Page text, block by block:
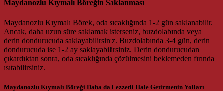
Maydanozlu Kıymalı Böreğin Saklanması
Maydanozlu Kıymalı Börek, oda sıcaklığında 1-2 gün saklanabilir.
Ancak, daha uzun süre saklamak isterseniz, buzdolabında veya
derin dondurucuda saklayabilirsiniz. Buzdolabında 3-4 gün, derin
dondurucuda ise 1-2 ay saklayabilirsiniz. Derin dondurucudan
çıkardıktan sonra, oda sıcaklığında çözülmesini beklemeden fırında
ısıtabilirsiniz.
Maydanozlu Kıymalı Böreği Daha da Lezzetli Hale Getirmenin Yolları